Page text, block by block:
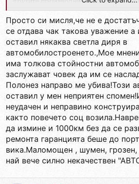
Просто си мисля,че не е
се отдава чак такова уважение
оставил някаква светла диря в
автомобилостроенето.,Мое
има толкова стойностни
заслужават човек да им се
Полонез направо ме убива!Този
оставил у мен неприятен
неудачен и неправино
както повечето соц
да измине и 1000км без да се
ремонта гаранцията беше до
вика.Маломощен , шумен, грозен,
най вече силно некачествен